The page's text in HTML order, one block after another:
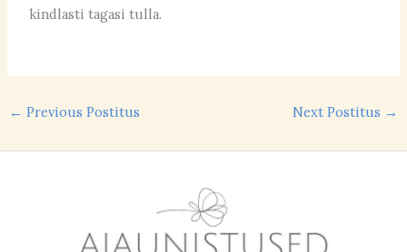
kindlasti tagasi tulla.
← Previous Postitus Next Postitus →